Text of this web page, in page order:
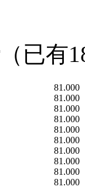
（已有
81.000
81.000
81.000
81.000
81.000
81.000
81.000
81.000
81.000
81.000